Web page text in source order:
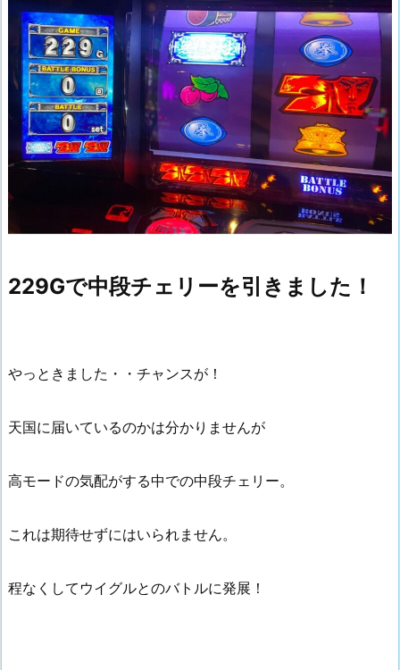
229Gで中段チェリーを引きました！
やっときました・・チャンスが！
天国に届いているのかは分かりませんが
高モードの気配がする中での中段チェリー。
これは期待せずにはいられません。
程なくしてウイグルとのバトルに発展！